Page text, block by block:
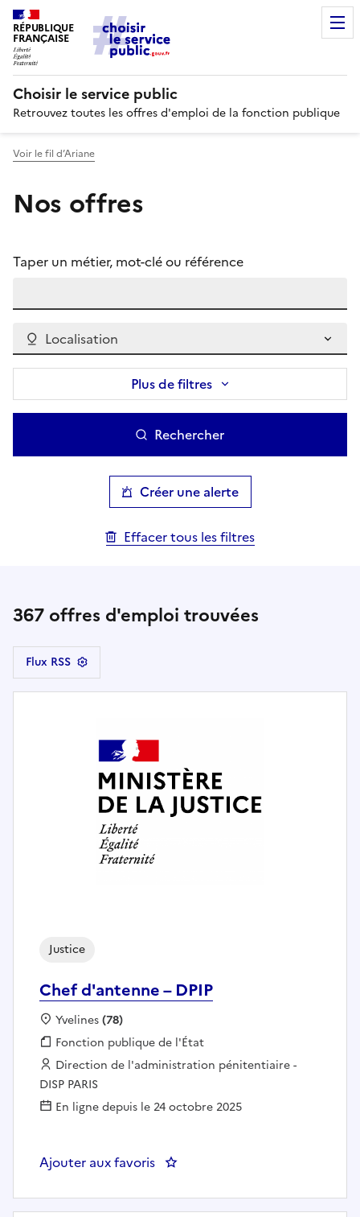
RÉPUBLIQUE
FRANÇAISE
Choisir le service public
Retrouvez toutes les offres d'emploi de la fonction publique
Voir le fil d’Ariane
Nos offres
Taper un métier, mot-clé ou référence
Localisation
Plus de filtres
Rechercher
Créer une alerte
Effacer tous les filtres
367 offres d'emploi trouvées
Flux RSS
Chef d'antenne – DPIP
Justice
Localisation :
Yvelines(78)
Fonction publique :
Fonction publique de l'État
Employeur :
Direction de l'administration pénitentiaire -
DISP PARIS
En ligne depuis le 24 octobre 2025
Ajouter aux favoris : Chef d'antenne – DPIP